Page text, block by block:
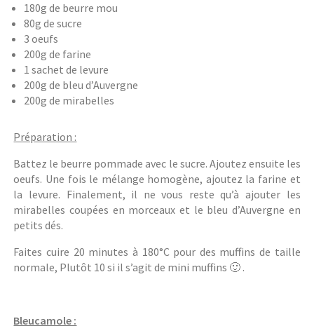
180g de beurre mou
80g de sucre
3 oeufs
200g de farine
1 sachet de levure
200g de bleu d’Auvergne
200g de mirabelles
Préparation :
Battez le beurre pommade avec le sucre. Ajoutez ensuite les
oeufs. Une fois le mélange homogène, ajoutez la farine et
la levure. Finalement, il ne vous reste qu’à ajouter les
mirabelles coupées en morceaux et le bleu d’Auvergne en
petits dés.
Faites cuire 20 minutes à 180°C pour des muffins de taille
normale, Plutôt 10 si il s’agit de mini muffins 🙂 .
Bleucamole :